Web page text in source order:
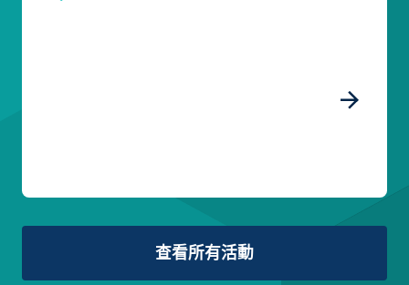
查看所有活動